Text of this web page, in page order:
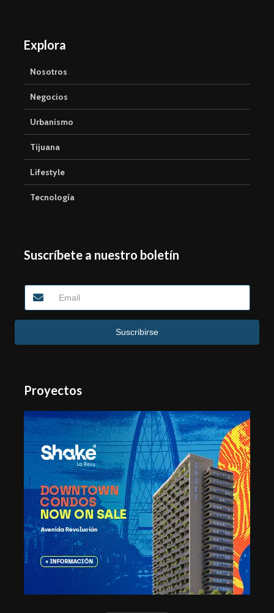
Explora
Nosotros
Negocios
Urbanismo
Tijuana
Lifestyle
Tecnología
Suscríbete a nuestro boletín
Suscribirse
Proyectos